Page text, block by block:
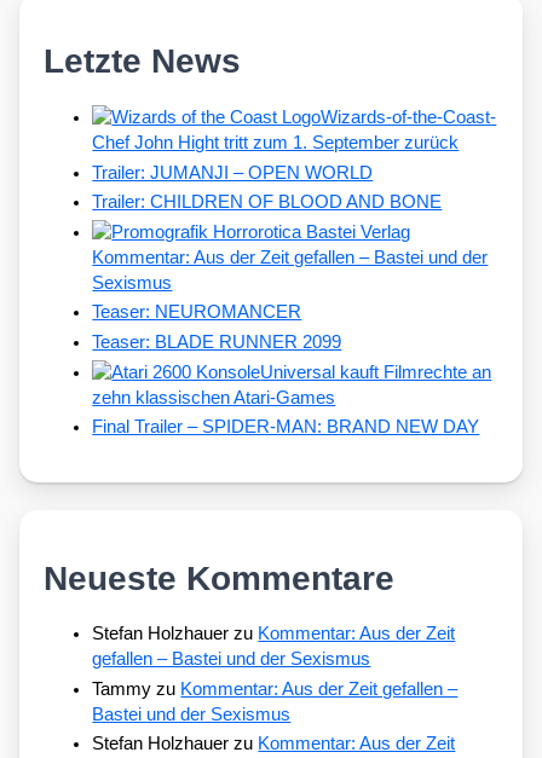
Letzte News
Wizards-of-the-Coast-
Chef John Hight tritt zum 1. September zurück
Trailer: JUMANJI – OPEN WORLD
Trailer: CHILDREN OF BLOOD AND BONE
Kommentar: Aus der Zeit gefallen – Bastei und der
Sexismus
Teaser: NEUROMANCER
Teaser: BLADE RUNNER 2099
Universal kauft Filmrechte an
zehn klassischen Atari-Games
Final Trailer – SPIDER-MAN: BRAND NEW DAY
Neueste Kommentare
Stefan Holzhauer zu Kommentar: Aus der Zeit
gefallen – Bastei und der Sexismus
Tammy zu Kommentar: Aus der Zeit gefallen –
Bastei und der Sexismus
Stefan Holzhauer zu Kommentar: Aus der Zeit